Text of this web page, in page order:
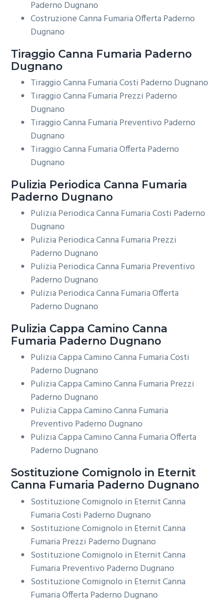
Paderno Dugnano
Costruzione Canna Fumaria Offerta Paderno
Dugnano
Tiraggio Canna Fumaria Paderno
Dugnano
Tiraggio Canna Fumaria Costi Paderno Dugnano
Tiraggio Canna Fumaria Prezzi Paderno
Dugnano
Tiraggio Canna Fumaria Preventivo Paderno
Dugnano
Tiraggio Canna Fumaria Offerta Paderno
Dugnano
Pulizia Periodica Canna Fumaria
Paderno Dugnano
Pulizia Periodica Canna Fumaria Costi Paderno
Dugnano
Pulizia Periodica Canna Fumaria Prezzi
Paderno Dugnano
Pulizia Periodica Canna Fumaria Preventivo
Paderno Dugnano
Pulizia Periodica Canna Fumaria Offerta
Paderno Dugnano
Pulizia Cappa Camino Canna
Fumaria Paderno Dugnano
Pulizia Cappa Camino Canna Fumaria Costi
Paderno Dugnano
Pulizia Cappa Camino Canna Fumaria Prezzi
Paderno Dugnano
Pulizia Cappa Camino Canna Fumaria
Preventivo Paderno Dugnano
Pulizia Cappa Camino Canna Fumaria Offerta
Paderno Dugnano
Sostituzione Comignolo in Eternit
Canna Fumaria Paderno Dugnano
Sostituzione Comignolo in Eternit Canna
Fumaria Costi Paderno Dugnano
Sostituzione Comignolo in Eternit Canna
Fumaria Prezzi Paderno Dugnano
Sostituzione Comignolo in Eternit Canna
Fumaria Preventivo Paderno Dugnano
Sostituzione Comignolo in Eternit Canna
Fumaria Offerta Paderno Dugnano